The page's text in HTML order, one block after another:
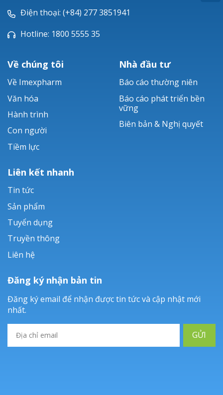
Zobacta®
Bacsulfo®
Điện thoại: (+84) 277 3851941
Hotline: 1800 5555 35
Về chúng tôi
Về Imexpharm
Văn hóa
Hành trình
Con người
Tiềm lực
Nhà đầu tư
Báo cáo thường niên
Báo cáo phát triển bền
vững
Biên bản & Nghị quyết
Liên kết nhanh
Tin tức
Sản phẩm
Tuyển dụng
Truyền thông
Liên hệ
Đăng ký nhận bản tin
Đăng ký email để nhận được tin tức và cập nhật mới
nhất.
GỬI